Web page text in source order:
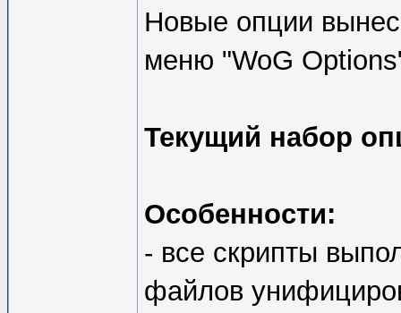
Новые опции
меню "WoG
Текущий набор
Особенности:
- все скрипты
файлов